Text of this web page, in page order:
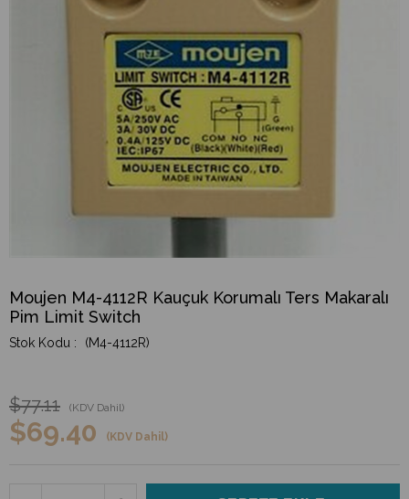
Moujen M4-4112R Kauçuk Korumalı Ters Makaralı
Pim Limit Switch
(M4-4112R)
$77.11 (KDV Dahil)
$69.40 (KDV Dahil)